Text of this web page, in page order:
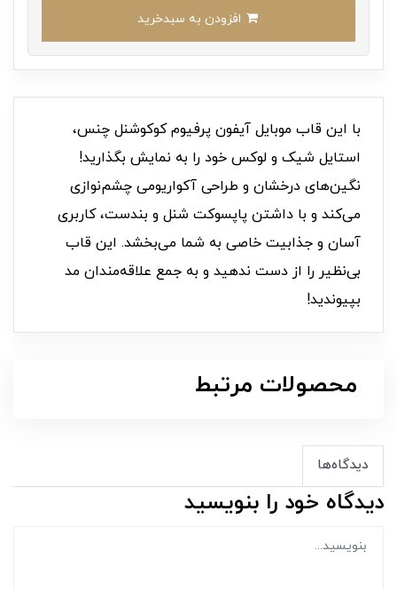
با این قاب موبایل آیفون پرفیوم کوکوشنل چنس،
استایل شیک و لوکس خود را به نمایش بگذارید!
نگین‌های درخشان و طراحی آکواریومی چشم‌نوازی
می‌کند و با داشتن پاپسوکت شنل و بندست، کاربری
آسان و جذابیت خاصی به شما می‌بخشد. این قاب
بی‌نظیر را از دست ندهید و به جمع علاقه‌مندان مد
بپیوندید!
محصولات مرتبط
دیدگاه‌ها
دیدگاه خود را بنویسید